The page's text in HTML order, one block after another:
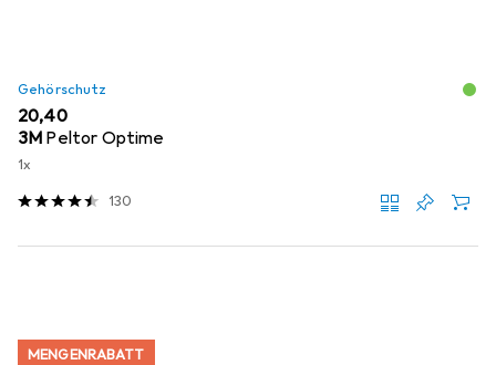
Gehörschutz
EUR
20,40
3M Peltor Optime
1x
130
MENGENRABATT